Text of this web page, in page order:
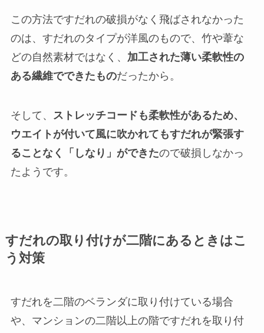
この方法ですだれの破損がなく飛ばされなかった
のは、すだれのタイプが洋風のもので、竹や葦な
どの自然素材ではなく、 加工された薄い柔軟性の
ある繊維でできたものだったから。
そして、 ストレッチコードも柔軟性があるため、
ウエイトが付いて風に吹かれてもすだれが緊張す
ることなく「しなり」ができたので破損しなかっ
たようです。
すだれの取り付けが二階にあるときはこ
う対策
すだれを二階のベランダに取り付けている場合
や、マンションの二階以上の階ですだれを取り付